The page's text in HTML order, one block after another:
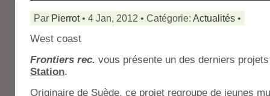
Par Pierrot• 4 Jan, 2012 • Catégorie: Actualités •
West coast
Frontiers rec. vous présente un des derniers
Station.
Originaire de Suède, ce projet regroupe de jeunes